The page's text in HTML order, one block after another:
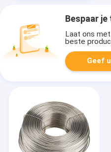
Bespaar je
Laat ons
beste
Geef